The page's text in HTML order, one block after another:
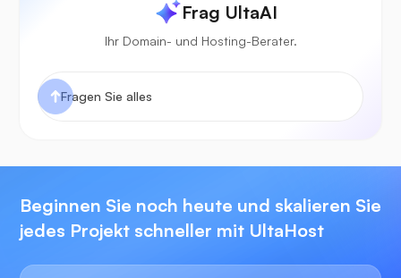
Frag UltaAI
Ihr Domain- und Hosting-Berater.
Beginnen Sie noch heute und skalieren Sie
jedes Projekt schneller mit UltaHost